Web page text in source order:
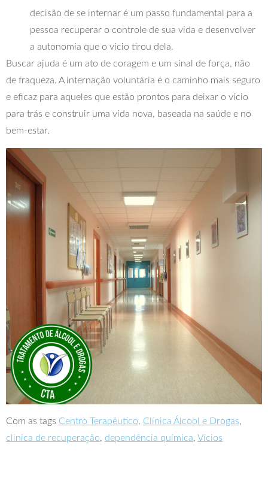
decisão de se internar é um passo fundamental para a
pessoa recuperar o controle de sua vida e desenvolver
a autonomia que o vício tirou dela.
Buscar ajuda é um ato de coragem e um sinal de força, não
de fraqueza. A internação voluntária é o caminho mais seguro
e eficaz para aqueles que estão prontos para deixar o vício
para trás e construir uma vida nova, baseada na saúde e no
bem-estar.
Com as tags Centro Terapêutico, Clínica Álcool e Drogas,
clinica de recuperação, dependência química, Vícios